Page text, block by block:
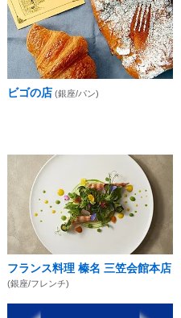
ビゴの店 (銀座/パン)
フランス料理 榛名 三笠会館本店
(銀座/フレンチ)